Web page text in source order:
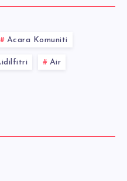
Acara Komuniti
Air